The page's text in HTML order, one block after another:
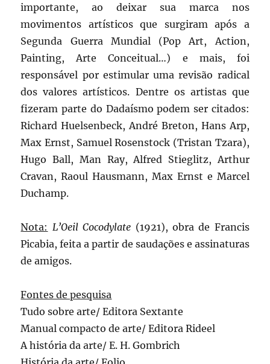
importante, ao deixar sua marca nos
movimentos artísticos que surgiram após a
Segunda Guerra Mundial (Pop Art, Action,
Painting, Arte Conceitual…) e mais, foi
responsável por estimular uma revisão radical
dos valores artísticos. Dentre os artistas que
fizeram parte do Dadaísmo podem ser citados:
Richard Huelsenbeck, André Breton, Hans Arp,
Max Ernst, Samuel Rosenstock (Tristan Tzara),
Hugo Ball, Man Ray, Alfred Stieglitz, Arthur
Cravan, Raoul Hausmann, Max Ernst e Marcel
Duchamp.
Nota: L’Oeil Cocodylate (1921), obra de Francis
Picabia, feita a partir de saudações e assinaturas
de amigos.
Fontes de pesquisa
Tudo sobre arte/ Editora Sextante
Manual compacto de arte/ Editora Rideel
A história da arte/ E. H. Gombrich